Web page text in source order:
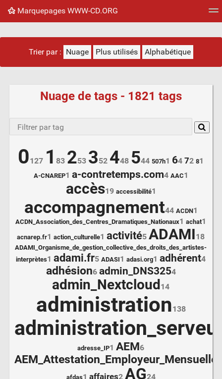
Marquepages WWW-CD.ORG
Trier par : Nuage Plus utilisés Alphabétique
Nuage de tags - 1821 tags
0127 183 253 352 448 544 507h1 64 72 81
A-CNAREP1 a-contretemps.com4 AAC1
accès19 accessibilité1
accompagnement44 ACDN1
ACDN_Association_des_Centres_Dramatiques_Nationaux1 achat1
acnarep.fr1 action_culturelle1 activité5 ADAMI18
ADAMI_Organisme_de_gestion_collective_des_droits_des_artistes-
interprètes1 adami.fr5 ADASI1 adasi.org1 adhérent4
adhésion6 admin_DNS3254
admin_Nextcloud14
administration138
adresse_IP1 AEM6
AEM_Attestation_Employeur_Mensuelle
afdas1 affaires2 AG24